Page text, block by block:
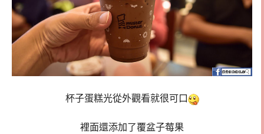
杯子蛋糕光從外觀看就很可口
裡面還添加了覆盆子莓果